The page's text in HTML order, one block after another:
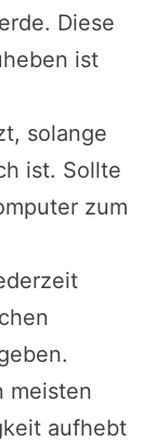
Diese
ist
solange
ist. Sollte
zum
meisten
aufhebt